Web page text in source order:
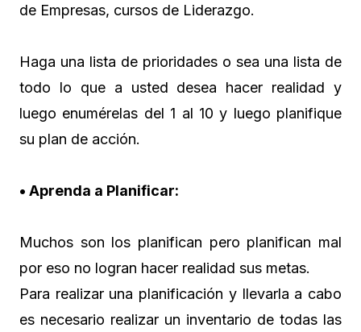
de Empresas, cursos de Liderazgo.
Haga una lista de prioridades o sea una lista de
todo lo que a usted desea hacer realidad y
luego enumérelas del 1 al 10 y luego planifique
su plan de acción.
• Aprenda a Planificar:
Muchos son los planifican pero planifican mal
por eso no logran hacer realidad sus metas.
Para realizar una planificación y llevarla a cabo
es necesario realizar un inventario de todas las